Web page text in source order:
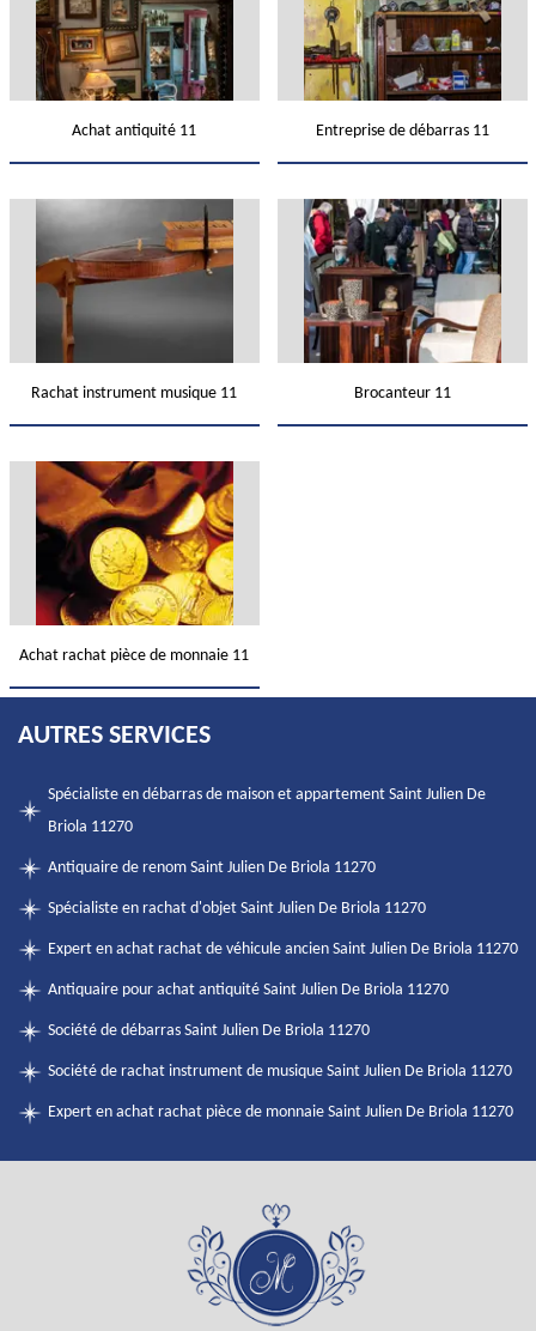
Achat antiquité 11 Entreprise de débarras 11
Rachat instrument musique 11 Brocanteur 11
Achat rachat pièce de monnaie 11
AUTRES SERVICES
Spécialiste en débarras de maison et appartement Saint Julien De
Briola 11270
Antiquaire de renom Saint Julien De Briola 11270
Spécialiste en rachat d'objet Saint Julien De Briola 11270
Expert en achat rachat de véhicule ancien Saint Julien De Briola 11270
Antiquaire pour achat antiquité Saint Julien De Briola 11270
Société de débarras Saint Julien De Briola 11270
Société de rachat instrument de musique Saint Julien De Briola 11270
Expert en achat rachat pièce de monnaie Saint Julien De Briola 11270